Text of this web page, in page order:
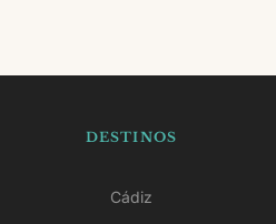
DESTINOS
Cádiz